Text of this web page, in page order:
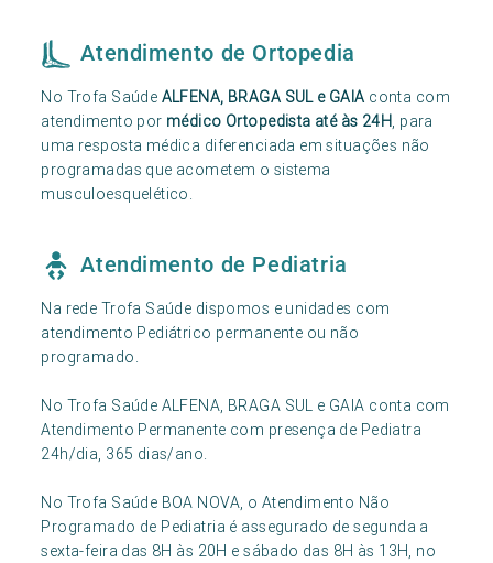
Atendimento de Ortopedia
No Trofa Saúde ALFENA, BRAGA SUL e GAIA conta com
atendimento por médico Ortopedista até às 24H, para
uma resposta médica diferenciada em situações não
programadas que acometem o sistema
musculoesquelético.
Atendimento de Pediatria
Na rede Trofa Saúde dispomos e unidades com
atendimento Pediátrico permanente ou não
programado.
No Trofa Saúde ALFENA, BRAGA SUL e GAIA conta com
Atendimento Permanente com presença de Pediatra
24h/dia, 365 dias/ano.
No Trofa Saúde BOA NOVA, o Atendimento Não
Programado de Pediatria é assegurado de segunda a
sexta-feira das 8H às 20H e sábado das 8H às 13H, no